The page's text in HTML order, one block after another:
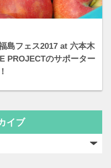
島フェス2017 at 六本木
PROJECTのサポーター
イブ